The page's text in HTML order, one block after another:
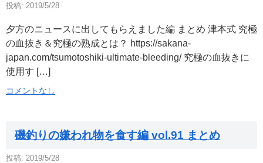
投稿: 2019/5/28
夕方のニュースに出してもらえました編 まとめ 津本式 究極
の血抜き＆究極の熟成とは？ https://sakana-
japan.com/tsumotoshiki-ultimate-bleeding/ 究極の血抜きに
使用す […]
コメントなし
磯釣りの嫌われ物を食す編 vol.91 まとめ
投稿: 2019/5/28